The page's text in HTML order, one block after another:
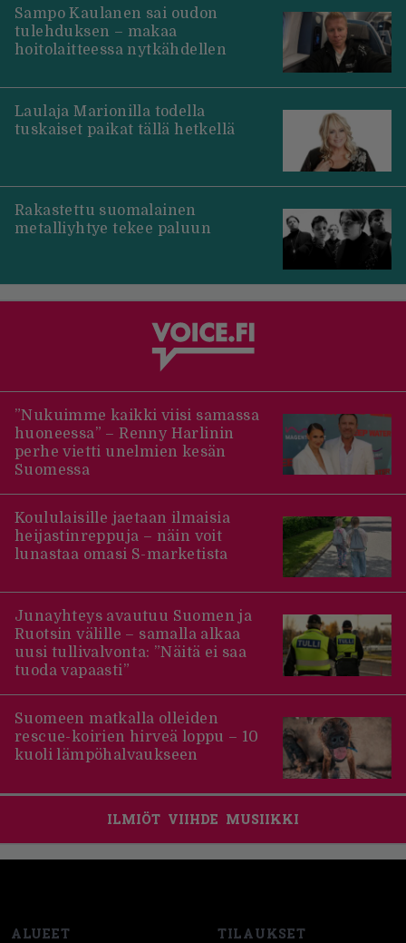
Sampo Kaulanen sai oudon
tulehduksen – makaa
hoitolaitteessa nytkähdellen
Laulaja Marionilla todella
tuskaiset paikat tällä hetkellä
Rakastettu suomalainen
metalliyhtye tekee paluun
”Nukuimme kaikki viisi samassa
huoneessa” – Renny Harlinin
perhe vietti unelmien kesän
Suomessa
Koululaisille jaetaan ilmaisia
heijastinreppuja – näin voit
lunastaa omasi S-marketista
Junayhteys avautuu Suomen ja
Ruotsin välille – samalla alkaa
uusi tullivalvonta: ”Näitä ei saa
tuoda vapaasti”
Suomeen matkalla olleiden
rescue-koirien hirveä loppu – 10
kuoli lämpöhalvaukseen
ILMIÖT VIIHDE MUSIIKKI
ALUEET TILAUKSET